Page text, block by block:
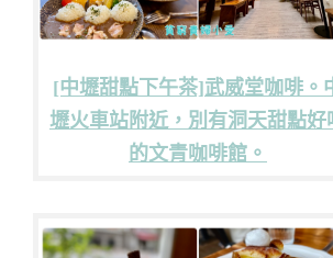
[中壢甜點下午茶]武威堂咖啡。
壢火車站附近，別有洞天甜點好
的文青咖啡館。